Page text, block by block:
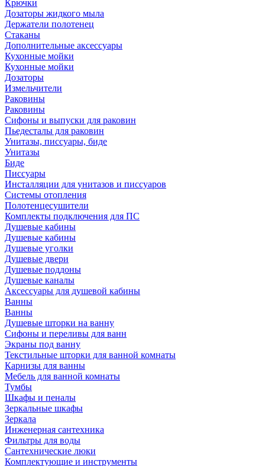
Крючки
Дозаторы жидкого мыла
Держатели полотенец
Стаканы
Дополнительные аксессуары
Кухонные мойки
Кухонные мойки
Дозаторы
Измельчители
Раковины
Раковины
Сифоны и выпуски для раковин
Пьедесталы для раковин
Унитазы, писсуары, биде
Унитазы
Биде
Писсуары
Инсталляции для унитазов и писсуаров
Системы отопления
Полотенцесушители
Комплекты подключения для ПС
Душевые кабины
Душевые кабины
Душевые уголки
Душевые двери
Душевые поддоны
Душевые каналы
Аксессуары для душевой кабины
Ванны
Ванны
Душевые шторки на ванну
Сифоны и переливы для ванн
Экраны под ванну
Текстильные шторки для ванной комнаты
Карнизы для ванны
Мебель для ванной комнаты
Тумбы
Шкафы и пеналы
Зеркальные шкафы
Зеркала
Инженерная сантехника
Фильтры для воды
Сантехнические люки
Комплектующие и инструменты